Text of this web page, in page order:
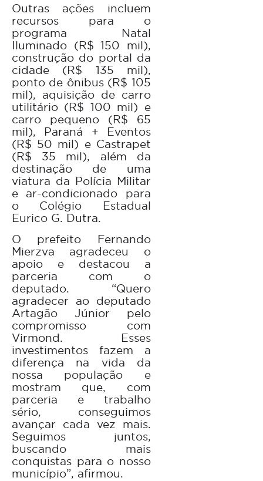
Outras ações incluem
recursos para o
programa Natal
Iluminado (R$ 150 mil),
construção do portal da
cidade (R$ 135 mil),
ponto de ônibus (R$ 105
mil), aquisição de carro
utilitário (R$ 100 mil) e
carro pequeno (R$ 65
mil), Paraná + Eventos
(R$ 50 mil) e Castrapet
(R$ 35 mil), além da
destinação de uma
viatura da Polícia Militar
e ar-condicionado para
o Colégio Estadual
Eurico G. Dutra.
O prefeito Fernando
Mierzva agradeceu o
apoio e destacou a
parceria com o
deputado. “Quero
agradecer ao deputado
Artagão Júnior pelo
compromisso com
Virmond. Esses
investimentos fazem a
diferença na vida da
nossa população e
mostram que, com
parceria e trabalho
sério, conseguimos
avançar cada vez mais.
Seguimos juntos,
buscando mais
conquistas para o nosso
município”, afirmou.